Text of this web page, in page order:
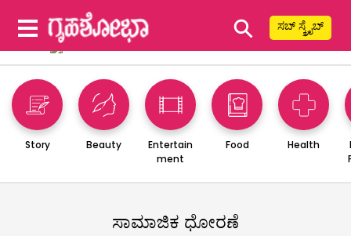
⚲ ಸಬ್ ಸ್ಕ್ರೈಬ್
Story Beauty
Entertain
ment
Food Health
ಸಾಮಾಜಿಕ ಧೋರಣೆ